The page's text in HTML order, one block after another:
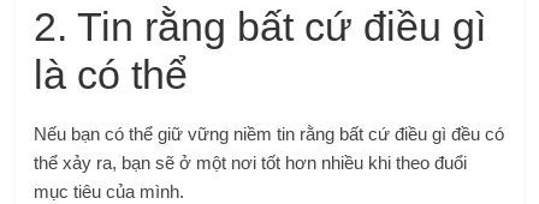
2. Tin rằng bất cứ điều gì
là có thể
Nếu bạn có thể giữ vững niềm tin rằng bất cứ điều gì đều có
thể xảy ra, bạn sẽ ở một nơi tốt hơn nhiều khi theo đuổi
mục tiêu của mình.